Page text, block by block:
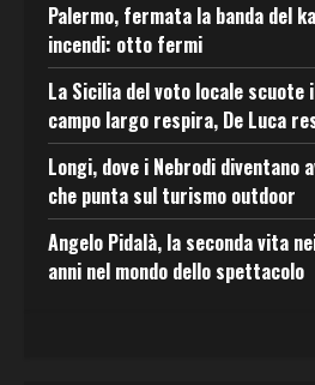
Palermo, fermata la banda del
incendi: otto fermi
La Sicilia del voto locale
campo largo respira, De Luca
Longi, dove i Nebrodi diventano
che punta sul turismo outdoor
Angelo Pidalà, la seconda vita
anni nel mondo dello spettacolo